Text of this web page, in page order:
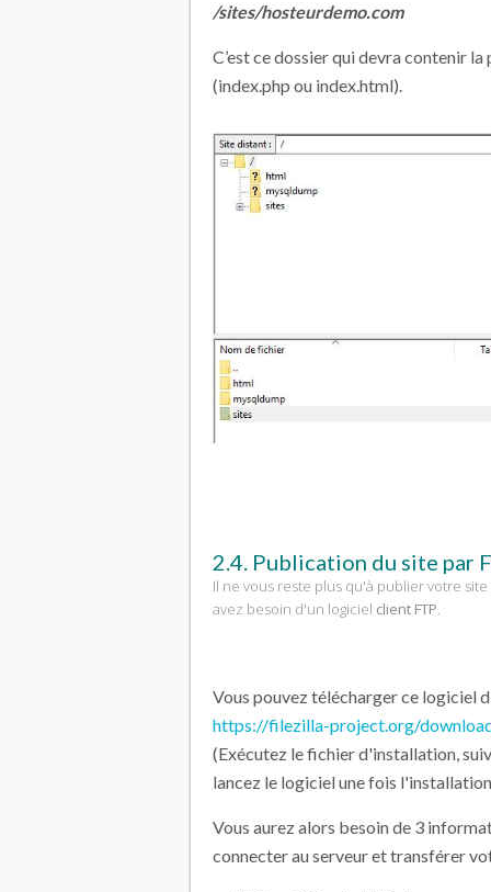
/sites/hosteurdemo.com
C’est ce dossier qui devra contenir la
(index.php ou index.html).
2.4. Publication du site par
Il ne vous reste plus qu'à publier votre site
avez besoin d'un logiciel client FTP
Vous pouvez télécharger ce logiciel
https://filezilla-project.org/
(Exécutez le fichier d'installation,
lancez le logiciel une fois
Vous aurez alors besoin de 3
connecter au serveur et transférer